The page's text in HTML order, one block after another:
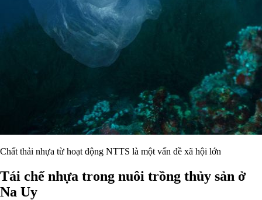
Chất thải nhựa từ hoạt động NTTS là một vấn đề xã hội lớn
Tái chế nhựa trong nuôi trồng thủy sản ở
Na Uy